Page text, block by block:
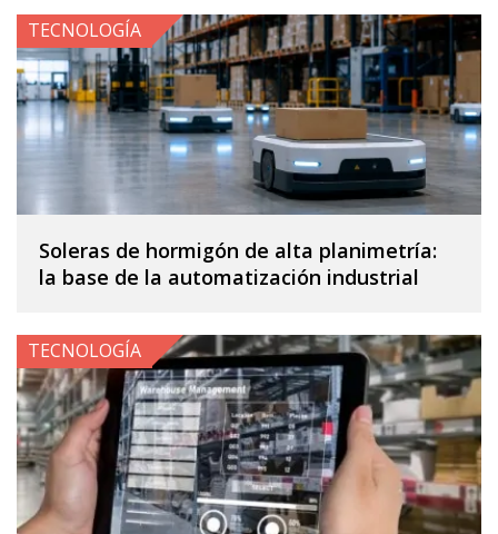
Soleras de hormigón de alta planimetría:
la base de la automatización industrial
TECNOLOGÍA
TECNOLOGÍA